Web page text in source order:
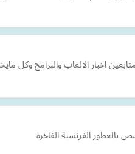
اخبار الالعاب والبرامج وكل
الفرنسية الفاخرة